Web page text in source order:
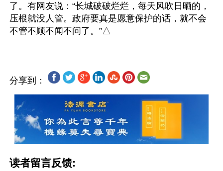
了。有网友说：“长城破破烂烂，每天风吹日晒的，
压根就没人管。政府要真是愿意保护的话，就不会
分享到：
读者留言反馈: